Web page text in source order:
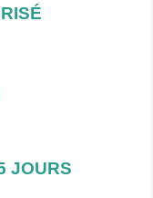
JOURS